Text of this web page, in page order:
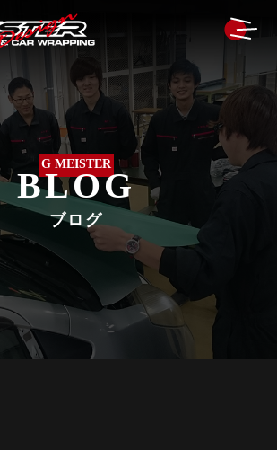
G MEISTER
BLOG
ブログ